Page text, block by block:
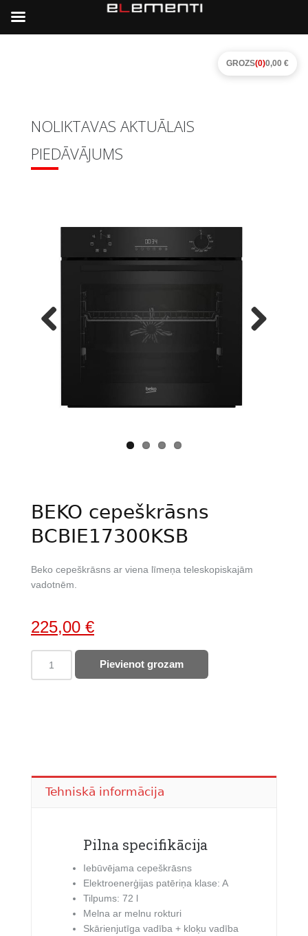
NOLIKTAVAS AKTUĀLAIS
PIEDĀVĀJUMS
BEKO cepeškrāsns
BCBIE17300KSB
Beko cepeškrāsns ar viena līmeņa teleskopiskajām
vadotnēm.
Original
price
was:
225,00 €Current
price
is:
cepeškrāsns
Pievienot grozam
Tehniskā informācija
Pilna specifikācija
Iebūvējama cepeškrāsns
Elektroenerģijas patēriņa klase: A
Tilpums: 72 l
Melna ar melnu rokturi
Skārienjutīga vadība + kloķu vadība
GROZS(0)0,00 €